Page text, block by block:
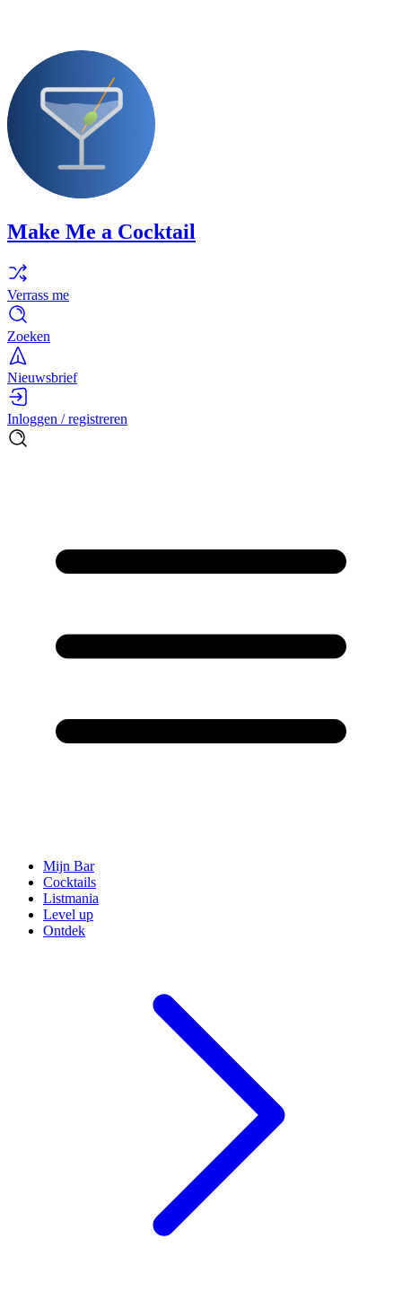
Make Me a Cocktail
Verrass me
Zoeken
Nieuwsbrief
Inloggen / registreren
Mijn Bar
Cocktails
Listmania
Level up
Ontdek